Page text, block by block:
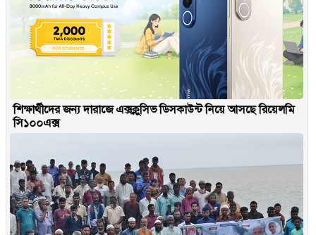
শিক্ষার্থীদের জন্য দারাজে এক্সক্লুসিভ ডিসকাউন্ট নিয়ে আসছে রিয়েলমি
সি১০০এক্স